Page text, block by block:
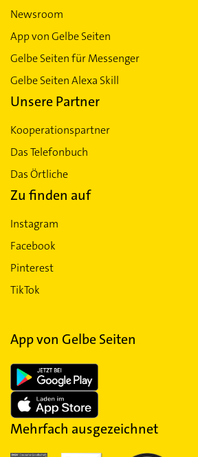
Newsroom
App von Gelbe Seiten
Gelbe Seiten für Messenger
Gelbe Seiten Alexa Skill
Unsere Partner
Kooperationspartner
Das Telefonbuch
Das Örtliche
Zu finden auf
Instagram
Facebook
Pinterest
TikTok
App von Gelbe Seiten
Mehrfach ausgezeichnet